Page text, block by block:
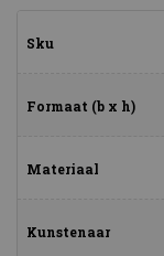
Sku
Formaat (b x h)
Materiaal
Kunstenaar